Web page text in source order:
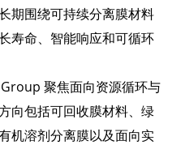
期围绕可持续分离膜材料
寿命、智能响应和可循环
聚焦面向资源循环与
向包括可回收膜材料、绿
机溶剂分离膜以及面向实